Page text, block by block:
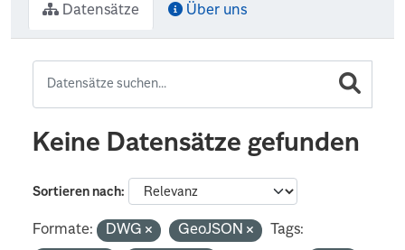
Datensätze Über uns
Keine Datensätze gefunden
Sortieren nach
Formate: DWG GeoJSON
Tags: